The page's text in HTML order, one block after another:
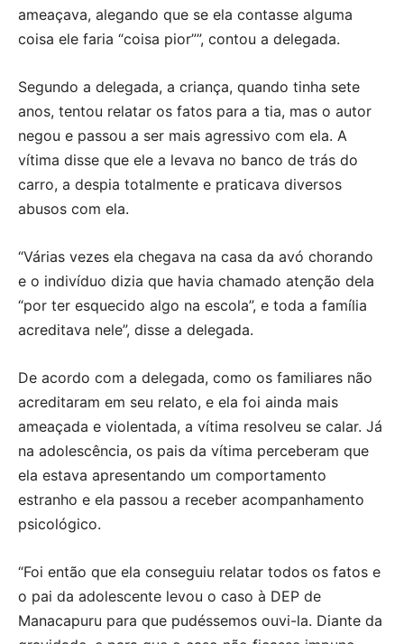
ameaçava, alegando que se ela contasse alguma
coisa ele faria “coisa pior””, contou a delegada.
Segundo a delegada, a criança, quando tinha sete
anos, tentou relatar os fatos para a tia, mas o autor
negou e passou a ser mais agressivo com ela. A
vítima disse que ele a levava no banco de trás do
carro, a despia totalmente e praticava diversos
abusos com ela.
“Várias vezes ela chegava na casa da avó chorando
e o indivíduo dizia que havia chamado atenção dela
“por ter esquecido algo na escola”, e toda a família
acreditava nele”, disse a delegada.
De acordo com a delegada, como os familiares não
acreditaram em seu relato, e ela foi ainda mais
ameaçada e violentada, a vítima resolveu se calar. Já
na adolescência, os pais da vítima perceberam que
ela estava apresentando um comportamento
estranho e ela passou a receber acompanhamento
psicológico.
“Foi então que ela conseguiu relatar todos os fatos e
o pai da adolescente levou o caso à DEP de
Manacapuru para que pudéssemos ouvi-la. Diante da